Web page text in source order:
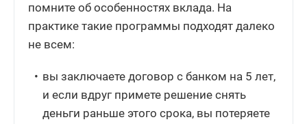
помните об особенностях вклада. На
практике такие программы подходят далеко
не всем:
вы заключаете договор с банком на 5 лет,
и если вдруг примете решение снять
деньги раньше этого срока, вы потеряете